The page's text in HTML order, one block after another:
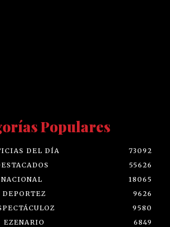
Populares
DEL DÍA
73092
55626
NACIONAL
18065
DEPORTEZ
9626
9580
EZENARIO
6849